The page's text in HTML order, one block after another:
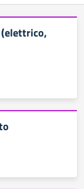
(elettrico,